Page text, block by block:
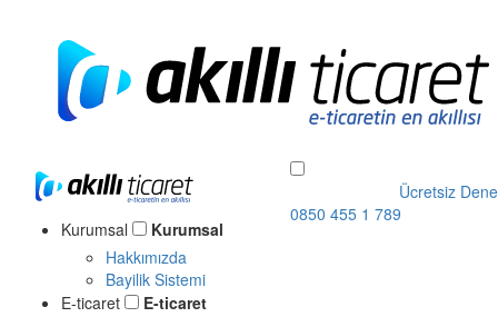
Kurumsal
Kurumsal
Hakkımızda
Bayilik Sistemi
E-ticaret
E-ticaret
Ücretsiz Dene
0850 455 1 789